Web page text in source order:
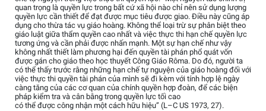
quan trọng là quyền lực trong bất cứ xã hội nào chỉ nên sử dụng lượng
quyền lực cần thiết để đạt được mục tiêu được giao. Điều này cũng áp
dụng cho thừa tác vụ giáo hoàng. Không thể loại trừ sự phân biệt theo
giáo luật giữa thẩm quyền cao nhất và việc thực thi hạn chế quyền lực
tương ứng và cần phải được nhấn mạnh. Một sự hạn chế như vậy
không nhất thiết làm phương hại đến quyền tài phán phổ quát vốn
được gán cho giáo theo học thuyết Công Giáo Rôma. Do đó, người ta
có thể thấy trước rằng những hạn chế tự nguyện của giáo hoàng đối với
việc thực thi quyền tài phán của mình sẽ đi kèm với tính hợp lệ ngày
càng tăng của các cơ quan của chính quyền hợp đoàn, để các biện
pháp kiểm tra và cân bằng trong quyền lực tối cao
có thể được công nhận một cách hữu hiệu” (L–C US 1973, 27).